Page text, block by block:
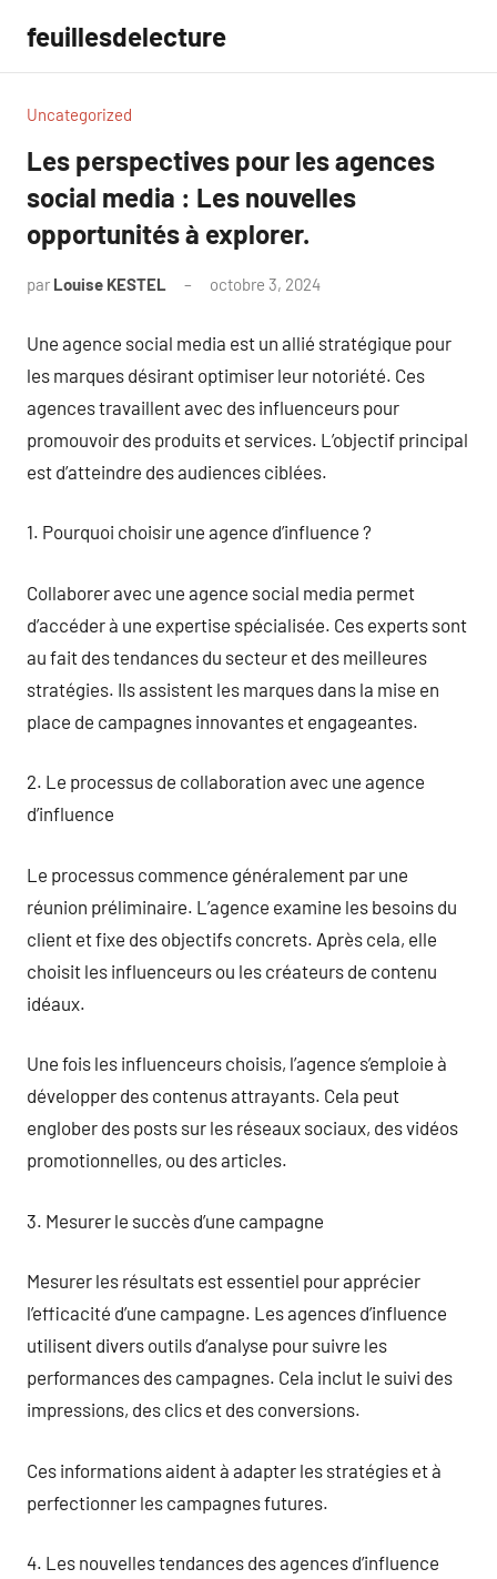
contenu
feuillesdelecture
Uncategorized
Les perspectives pour les agences
social media : Les nouvelles
opportunités à explorer.
par Louise KESTEL octobre 3, 2024
Une agence social media est un allié stratégique pour
les marques désirant optimiser leur notoriété. Ces
agences travaillent avec des influenceurs pour
promouvoir des produits et services. L’objectif principal
est d’atteindre des audiences ciblées.
1. Pourquoi choisir une agence d’influence ?
Collaborer avec une agence social media permet
d’accéder à une expertise spécialisée. Ces experts sont
au fait des tendances du secteur et des meilleures
stratégies. Ils assistent les marques dans la mise en
place de campagnes innovantes et engageantes.
2. Le processus de collaboration avec une agence
d’influence
Le processus commence généralement par une
réunion préliminaire. L’agence examine les besoins du
client et fixe des objectifs concrets. Après cela, elle
choisit les influenceurs ou les créateurs de contenu
idéaux.
Une fois les influenceurs choisis, l’agence s’emploie à
développer des contenus attrayants. Cela peut
englober des posts sur les réseaux sociaux, des vidéos
promotionnelles, ou des articles.
3. Mesurer le succès d’une campagne
Mesurer les résultats est essentiel pour apprécier
l’efficacité d’une campagne. Les agences d’influence
utilisent divers outils d’analyse pour suivre les
performances des campagnes. Cela inclut le suivi des
impressions, des clics et des conversions.
Ces informations aident à adapter les stratégies et à
perfectionner les campagnes futures.
4. Les nouvelles tendances des agences d’influence